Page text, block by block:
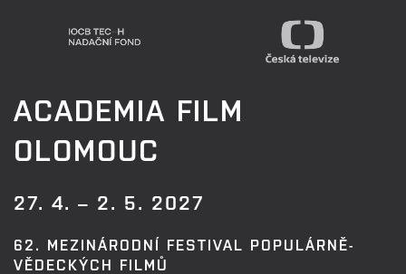
ACADEMIA FILM
OLOMOUC
27. 4. – 2. 5. 2027
62. MEZINÁRODNÍ FESTIVAL POPULÁRNĚ-
VĚDECKÝCH FILMŮ